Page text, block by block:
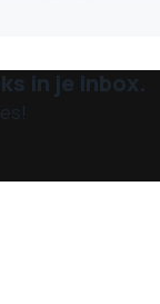
in je inbox.